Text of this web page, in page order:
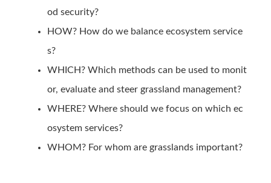
od security?
HOW? How do we balance ecosystem service
s?
WHICH? Which methods can be used to monit
or, evaluate and steer grassland management?
WHERE? Where should we focus on which ec
osystem services?
WHOM? For whom are grasslands important?